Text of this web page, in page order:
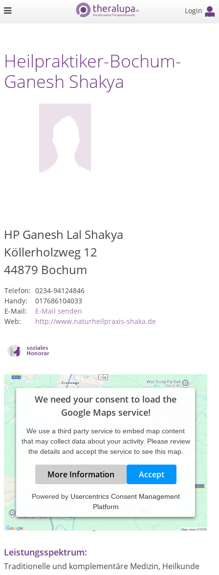
Login
Heilpraktiker-Bochum-
Ganesh Shakya
HP Ganesh Lal Shakya
Köllerholzweg 12
44879 Bochum
Telefon: 0234-94124846
Handy:
017686104033
E-Mail:
E-Mail senden
Web:
http://www.naturheilpraxis-shaka.de
We need your consent to load the
Google Maps service!
We use a third party service to embed map content
that may collect data about your activity. Please review
the details and accept the service to see this map.
More Information Accept
Powered by Usercentrics Consent Management
Platform
Praxiszeiten:
Termine nach Vereinbarung
Leistungsspektrum:
Traditionelle und komplementäre Medizin, Heilkunde